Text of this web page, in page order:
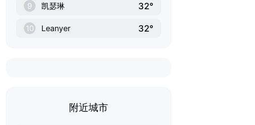
9 凯瑟琳 32°
10 Leanyer 32°
附近城市